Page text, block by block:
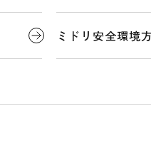
会社概要
デジタルカタログ
ミドリ安全環境
IN
を
IN GREEN by OEKO-